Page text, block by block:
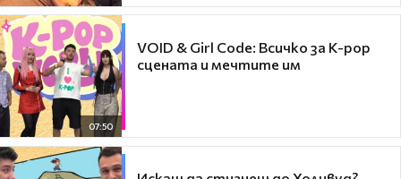
07:50
VOID & Girl Code: Всичко за K-pop
сцената и мечтите им